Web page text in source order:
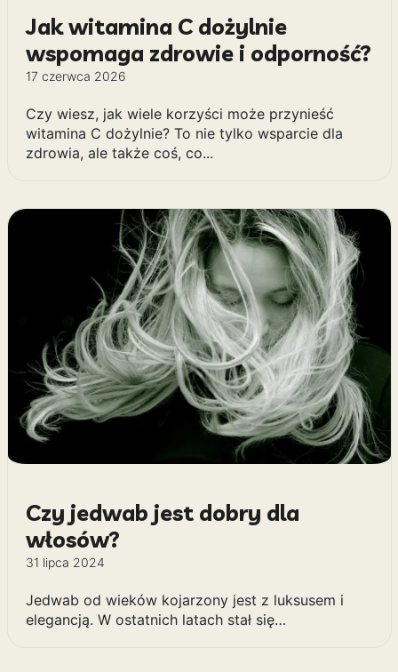
Jak witamina C dożylnie
wspomaga zdrowie i odporność?
17 czerwca 2026
Czy wiesz, jak wiele korzyści może przynieść
witamina C dożylnie? To nie tylko wsparcie dla
zdrowia, ale także coś, co...
Czy jedwab jest dobry dla
włosów?
31 lipca 2024
Jedwab od wieków kojarzony jest z luksusem i
elegancją. W ostatnich latach stał się…